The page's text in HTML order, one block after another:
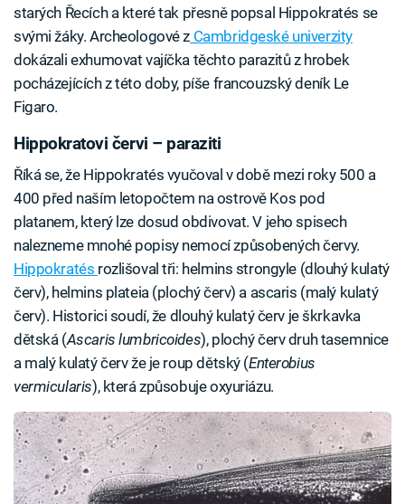
starých Řecích a které tak přesně popsal Hippokratés se
svými žáky. Archeologové z Cambridgeské univerzity
dokázali exhumovat vajíčka těchto parazitů z hrobek
pocházejících z této doby, píše francouzský deník Le
Figaro.
Hippokratovi červi – paraziti
Říká se, že Hippokratés vyučoval v době mezi roky 500 a
400 před naším letopočtem na ostrově Kos pod
platanem, který lze dosud obdivovat. V jeho spisech
nalezneme mnohé popisy nemocí způsobených červy.
Hippokratés rozlišoval tři: helmins strongyle (dlouhý kulatý
červ), helmins plateia (plochý červ) a ascaris (malý kulatý
červ). Historici soudí, že dlouhý kulatý červ je škrkavka
dětská (Ascaris lumbricoides), plochý červ druh tasemnice
a malý kulatý červ že je roup dětský (Enterobius
vermicularis), která způsobuje oxyuriázu.